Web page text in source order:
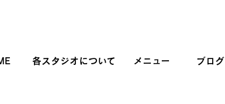
各スタジオについて メニュー ブログ